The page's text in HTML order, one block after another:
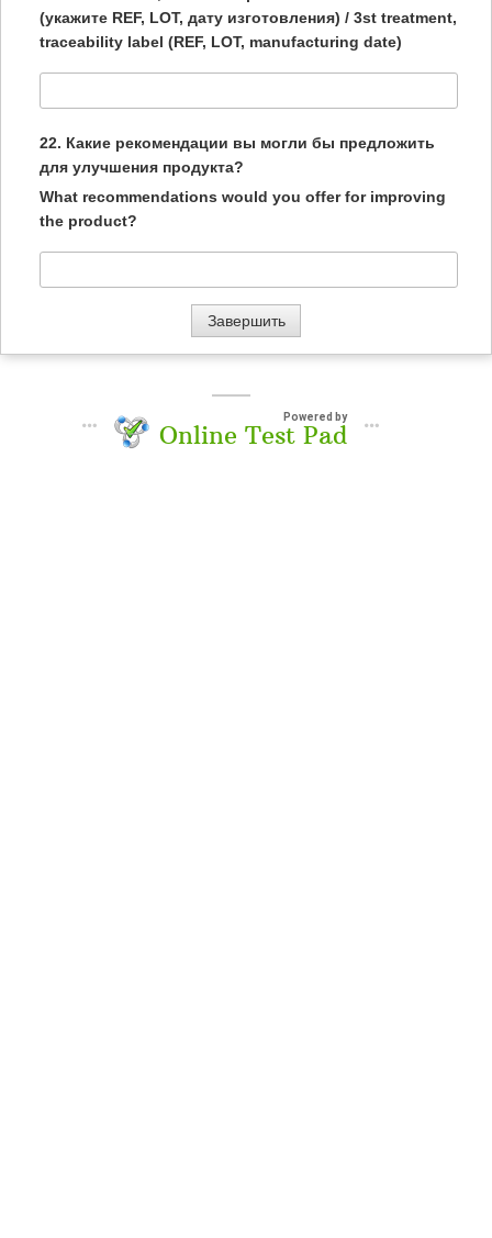
(укажите REF, LOT, дату изготовления) / 3st treatment,
traceability label (REF, LOT, manufacturing date)
22. Какие рекомендации вы могли бы предложить
для улучшения продукта?
What recommendations would you offer for improving
the product?
Powered by
Online Test Pad